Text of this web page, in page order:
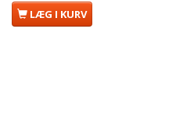
LÆG I KURV